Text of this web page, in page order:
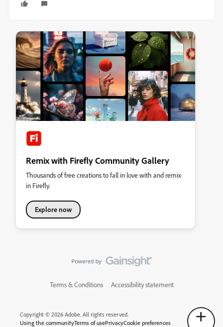
Remix with Firefly Community Gallery
Thousands of free creations to fall in love with and remix
in Firefly.
Explore now
Terms & Conditions Accessibility statement
Copyright © 2026 Adobe. All rights reserved.
Using the communityTerms of usePrivacyCookie preferences